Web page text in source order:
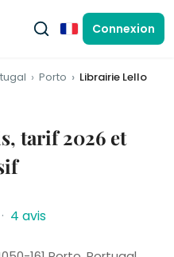
FrançaisConnexion
Porto Librairie Lello
tarif 2026 et
· 4 avis